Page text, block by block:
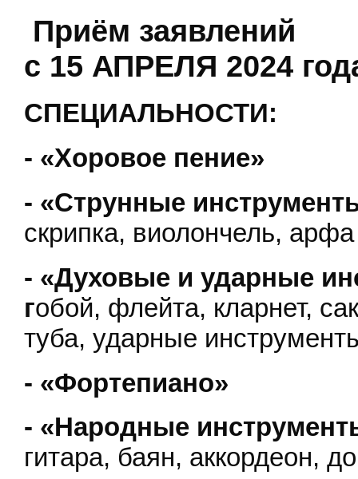
Приём заявлений
с 15 АПРЕЛЯ 2024
СПЕЦИАЛЬНОСТИ:
- «Хоровое пение»
- «Струнные
скрипка, виолончель, арфа
- «Духовые и ударные
гобой, флейта, кларнет,
туба, ударные
- «Фортепиано»
- «Народные
гитара, баян, аккордеон,